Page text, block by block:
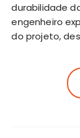
durabilidade
engenheiro
do projeto,